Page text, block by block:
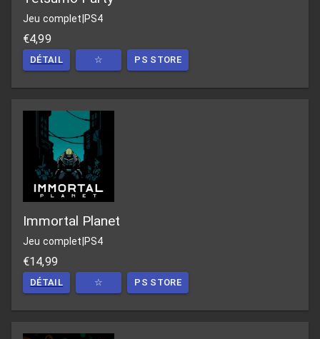
Jeu complet PS4
€4,99
DÉTAIL ☆ PS STORE
Immortal Planet
Jeu complet PS4
€14,99
DÉTAIL ☆ PS STORE